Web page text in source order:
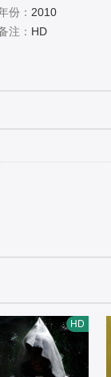
份： 2010
注： HD
HD